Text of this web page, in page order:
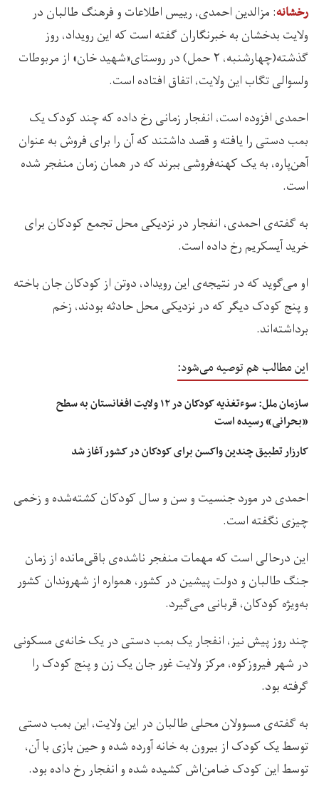
رخشانه: مزالدین احمدی، رییس اطلاعات و فرهنگ طالبان در
ولایت بدخشان به خبرنگاران گفته است که این رویداد، روز
گذشته(چهارشنبه، ۲ حمل) در روستای«شهید خان» از مربوطات
ولسوالی تگاب این ولایت، اتفاق افتاده است.
احمدی افزوده است، انفجار زمانی رخ داده که چند کودک یک
بمب دستی را یافته‌ و قصد داشتند که آن را برای فروش به عنوان
آهن‌پاره، به یک کهنه‌فروشی ببرند که در همان زمان منفجر شده
است.
به گفته‌ی احمدی، انفجار در نزدیکی محل تجمع کودکان برای
خرید آیسکریم رخ داده است.
او می‌گوید که در نتیجه‌ی این رویداد، دوتن از کودکان جان باخته
و پنج کودک دیگر که در نزدیکی محل حادثه بودند، زخم
برداشته‌اند.
این مطالب هم توصیه می‌شود:
سازمان ملل: سوءتغذیه کودکان در ۱۲ ولایت‌ افغانستان به سطح
«بحرانی» رسیده است
کارزار تطبیق چندین واکسن برای کودکان در کشور آغاز شد
احمدی در مورد جنسیت و سن و سال کودکان کشته‌شده و زخمی
چیزی نگفته است.
این درحالی است که مهمات منفجر ناشده‌ی باقی‌مانده از زمان
جنگ طالبان و دولت پیشین در کشور، همواره از شهروندان کشور
به‌ویژه کودکان، قربانی می‌گیرد.
چند روز پیش نیز، انفجار یک بمب دستی در یک خانه‌ی مسکونی
در شهر فیروزکوه، مرکز ولایت غور جان یک زن و پنج کودک را
گرفته بود.
به گفته‌ی مسوولان محلی طالبان در این ولایت، این بمب دستی
توسط یک کودک از بیرون به خانه آورده شده و حین بازی با آن،
توسط این کودک ضامن‌اش کشیده شده و انفجار رخ داده بود.